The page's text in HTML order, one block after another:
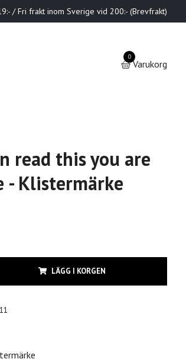
/ Fri frakt inom Sverige vid 200:- (Brevfrakt)
0
Varukorg
read this you are
- Klistermärke
LÄGG I KORGEN